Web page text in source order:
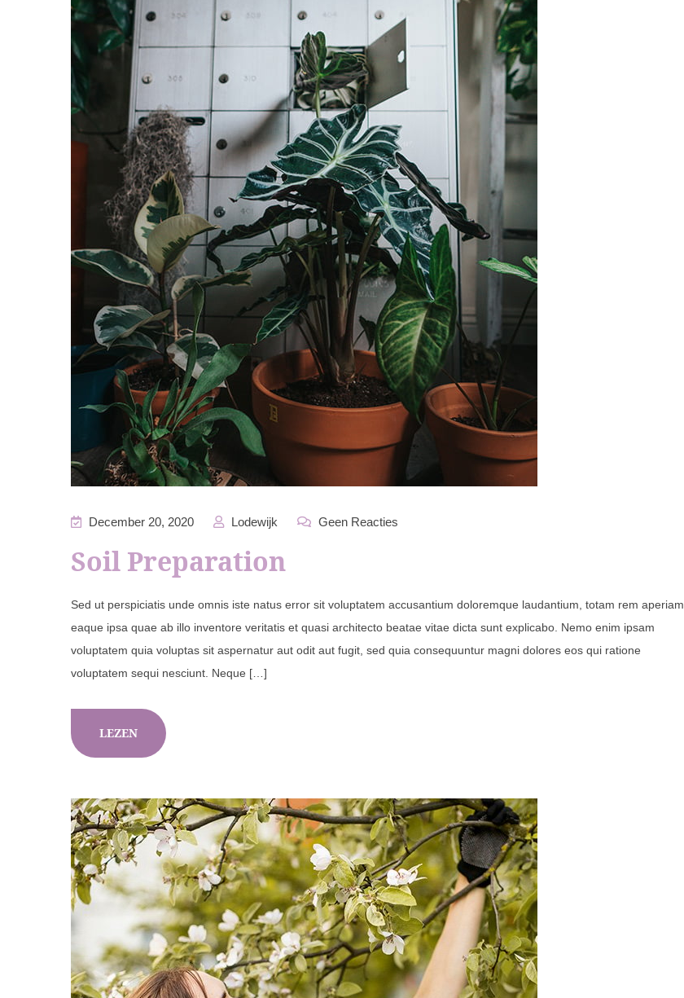
December 20, 2020 Lodewijk Geen Reacties
Soil Preparation
Sed ut perspiciatis unde omnis iste natus error sit voluptatem accusantium doloremque laudantium, totam rem aperiam,
eaque ipsa quae ab illo inventore veritatis et quasi architecto beatae vitae dicta sunt explicabo. Nemo enim ipsam
voluptatem quia voluptas sit aspernatur aut odit aut fugit, sed quia consequuntur magni dolores eos qui ratione
voluptatem sequi nesciunt. Neque […]
LEZEN